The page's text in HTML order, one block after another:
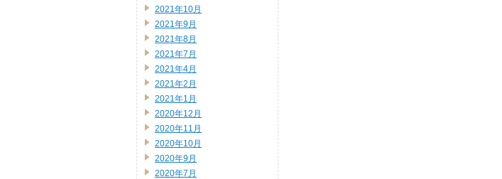
2021年10月
2021年9月
2021年8月
2021年7月
2021年4月
2021年2月
2021年1月
2020年12月
2020年11月
2020年10月
2020年9月
2020年7月